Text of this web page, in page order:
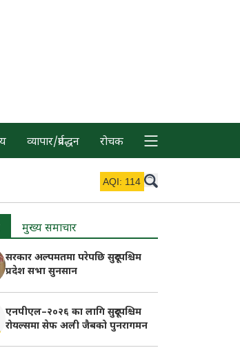
व्यापार/प्रर्वद्धन रोचक
AQI: 114
मुख्य समाचार
सरकार अल्पमतमा परेपछि सुदूरपश्चिम
प्रदेश सभा सुनसान
एनपीएल–२०२६ का लागि सुदूरपश्चिम
रोयल्समा सेफ अली जैबको पुनरागमन